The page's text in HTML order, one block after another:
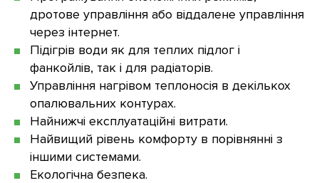
дротове управління або віддалене управління
через інтернет.
Підігрів води як для теплих підлог і
фанкойлів, так і для радіаторів.
Управління нагрівом теплоносія в декількох
опалювальних контурах.
Найнижчі експлуатаційні витрати.
Найвищий рівень комфорту в порівнянні з
іншими системами.
Екологічна безпека.